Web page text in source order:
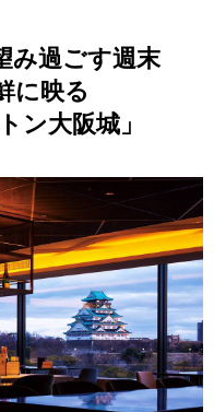
み過ごす週末
に映る
ン大阪城」